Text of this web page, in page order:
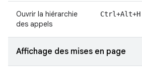
Ouvrir la hiérarchie
des appels
Ctrl+Alt+H
Affichage des mises en page